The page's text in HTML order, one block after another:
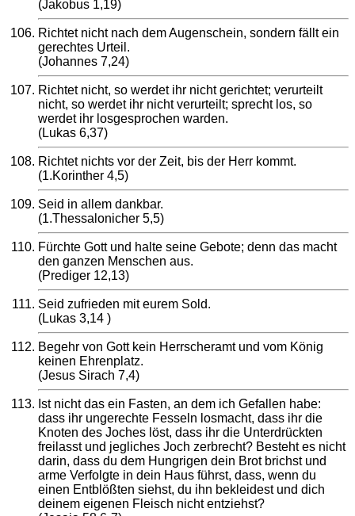
(Jakobus 1,19)
Richtet nicht nach dem Augenschein, sondern fällt ein
gerechtes Urteil.
(Johannes 7,24)
Richtet nicht, so werdet ihr nicht gerichtet; verurteilt
nicht, so werdet ihr nicht verurteilt; sprecht los, so
werdet ihr losgesprochen warden.
(Lukas 6,37)
Richtet nichts vor der Zeit, bis der Herr kommt.
(1.Korinther 4,5)
Seid in allem dankbar.
(1.Thessalonicher 5,5)
Fürchte Gott und halte seine Gebote; denn das macht
den ganzen Menschen aus.
(Prediger 12,13)
Seid zufrieden mit eurem Sold.
(Lukas 3,14 )
Begehr von Gott kein Herrscheramt und vom König
keinen Ehrenplatz.
(Jesus Sirach 7,4)
Ist nicht das ein Fasten, an dem ich Gefallen habe:
dass ihr ungerechte Fesseln losmacht, dass ihr die
Knoten des Joches löst, dass ihr die Unterdrückten
freilasst und jegliches Joch zerbrecht? Besteht es nicht
darin, dass du dem Hungrigen dein Brot brichst und
arme Verfolgte in dein Haus führst, dass, wenn du
einen Entblößten siehst, du ihn bekleidest und dich
deinem eigenen Fleisch nicht entziehst?